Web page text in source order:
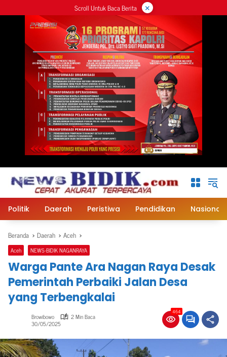
ke
Scroll Untuk Baca Berita ×
Politik Daerah Peristiwa Pendidikan Nasional
Beranda Daerah Aceh
Aceh NEWS-BIDIK NAGANRAYA
Warga Pante Ara Nagan Raya Desak
Pemerintah Perbaiki Jalan Desa
yang Terbengkalai
Browibowo 2 Min Baca
30/05/2025
464